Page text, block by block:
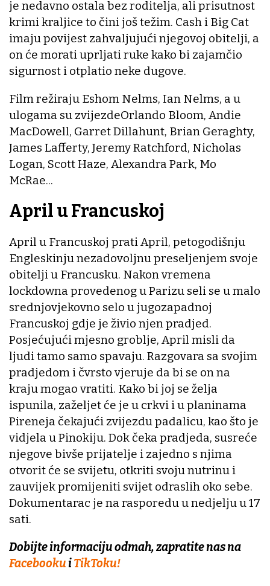
je nedavno ostala bez roditelja, ali prisutnost
krimi kraljice to čini još težim. Cash i Big Cat
imaju povijest zahvaljujući njegovoj obitelji, a
on će morati uprljati ruke kako bi zajamčio
sigurnost i otplatio neke dugove.
Film režiraju Eshom Nelms, Ian Nelms, a u
ulogama su zvijezdeOrlando Bloom, Andie
MacDowell, Garret Dillahunt, Brian Geraghty,
James Lafferty, Jeremy Ratchford, Nicholas
Logan, Scott Haze, Alexandra Park, Mo
McRae...
April u Francuskoj
April u Francuskoj prati April, petogodišnju
Engleskinju nezadovoljnu preseljenjem svoje
obitelji u Francusku. Nakon vremena
lockdowna provedenog u Parizu seli se u malo
srednjovjekovno selo u jugozapadnoj
Francuskoj gdje je živio njen pradjed.
Posjećujući mjesno groblje, April misli da
ljudi tamo samo spavaju. Razgovara sa svojim
pradjedom i čvrsto vjeruje da bi se on na
kraju mogao vratiti. Kako bi joj se želja
ispunila, zaželjet će je u crkvi i u planinama
Pireneja čekajući zvijezdu padalicu, kao što je
vidjela u Pinokiju. Dok čeka pradjeda, susreće
njegove bivše prijatelje i zajedno s njima
otvorit će se svijetu, otkriti svoju nutrinu i
zauvijek promijeniti svijet odraslih oko sebe.
Dokumentarac je na rasporedu u nedjelju u 17
sati.
Dobijte informaciju odmah, zapratite nas na
FacebookuiTikToku!